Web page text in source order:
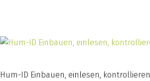
Hum-ID Einbauen, einlesen, kontrollieren